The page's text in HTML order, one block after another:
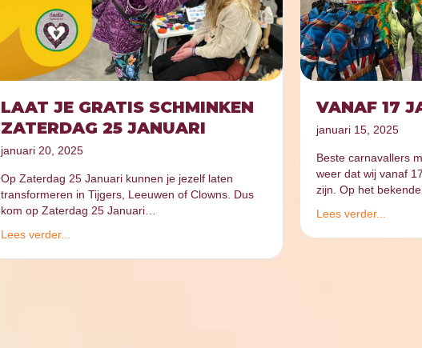
LAAT JE GRATIS SCHMINKEN
ZATERDAG 25 JANUARI
januari 20, 2025
Op Zaterdag 25 Januari kunnen je jezelf laten
transformeren in Tijgers, Leeuwen of Clowns. Dus
kom op Zaterdag 25 Januari…
Lees verder...
VANAF 17
januari 15, 2025
Beste carnavallers
weer dat wij vanaf
zijn. Op het
Lees verder...